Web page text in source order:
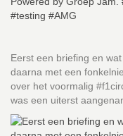
Eerst een briefing en
daarna met een
over het voormalig
was een uiterst